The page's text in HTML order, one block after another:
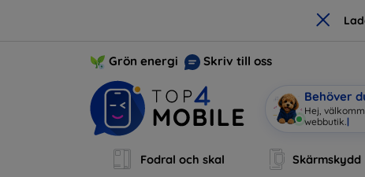
×
Grön energi Skriv till oss
Behöver
Hej,
webbutik |
Fodral och skal Skärmskydd